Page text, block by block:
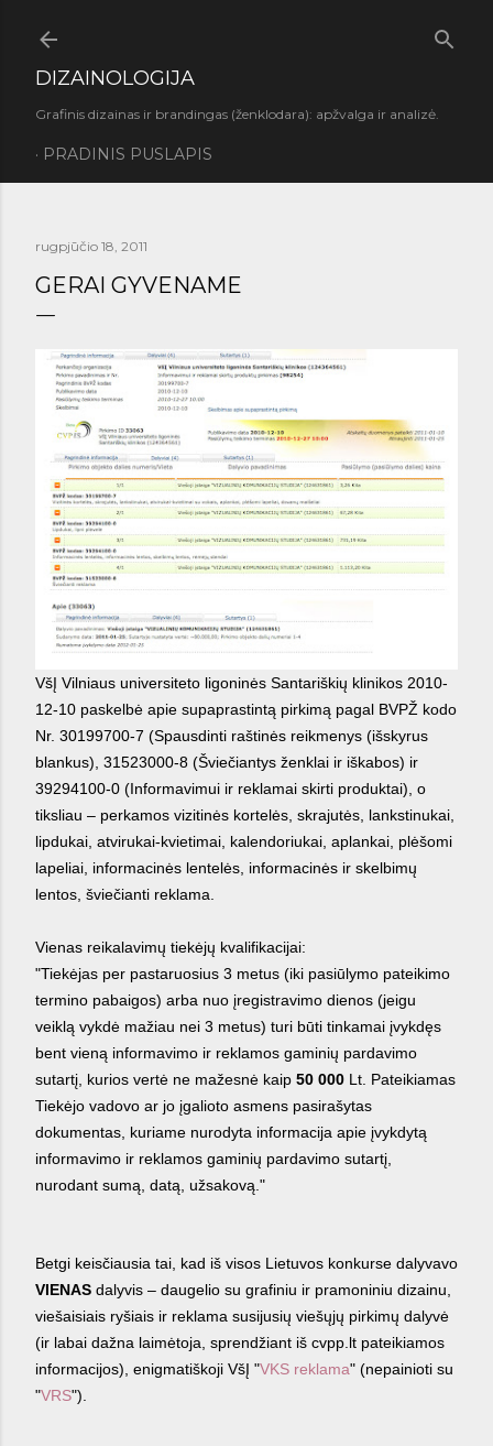
DIZAINOLOGIJA
Grafinis dizainas ir brandingas (ženklodara): apžvalga ir analizė.
PRADINIS PUSLAPIS
rugpjūčio 18, 2011
GERAI GYVENAME
VšĮ Vilniaus universiteto ligoninės Santariškių klinikos 2010-
12-10 paskelbė apie supaprastintą pirkimą pagal BVPŽ kodo
Nr. 30199700-7 (Spausdinti raštinės reikmenys (išskyrus
blankus), 31523000-8 (Šviečiantys ženklai ir iškabos) ir
39294100-0 (Informavimui ir reklamai skirti produktai), o
tiksliau – perkamos vizitinės kortelės, skrajutės, lankstinukai,
lipdukai, atvirukai-kvietimai, kalendoriukai, aplankai, plėšomi
lapeliai, informacinės lentelės, informacinės ir skelbimų
lentos, šviečianti reklama.
Vienas reikalavimų tiekėjų kvalifikacijai:
"Tiekėjas per pastaruosius 3 metus (iki pasiūlymo pateikimo
termino pabaigos) arba nuo įregistravimo dienos (jeigu
veiklą vykdė mažiau nei 3 metus) turi būti tinkamai įvykdęs
bent vieną informavimo ir reklamos gaminių pardavimo
sutartį, kurios vertė ne mažesnė kaip 50 000 Lt. Pateikiamas
Tiekėjo vadovo ar jo įgalioto asmens pasirašytas
dokumentas, kuriame nurodyta informacija apie įvykdytą
informavimo ir reklamos gaminių pardavimo sutartį,
nurodant sumą, datą, užsakovą."
Betgi keisčiausia tai, kad iš visos Lietuvos konkurse dalyvavo
VIENAS dalyvis – daugelio su grafiniu ir pramoniniu dizainu,
viešaisiais ryšiais ir reklama susijusių viešųjų pirkimų dalyvė
(ir labai dažna laimėtoja, sprendžiant iš cvpp.lt pateikiamos
informacijos), enigmatiškoji VšĮ "VKS reklama" (nepainioti su
"VRS").